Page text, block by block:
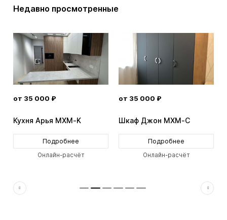
Недавно просмотренные
от 35 000 ₽
Кухня Арья MXM-K
Подробнее
Онлайн-расчёт
от 35 000 ₽
Шкаф Джон MXM-C
Подробнее
Онлайн-расчёт